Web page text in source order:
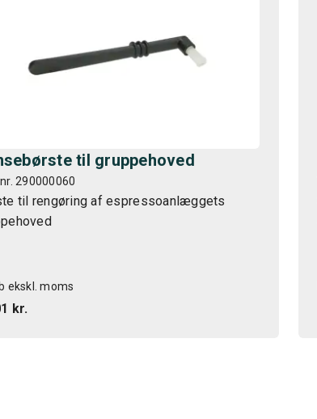
til gruppehoved
290000060
til rengøring af espressoanlæggets
ekskl. moms
kr.